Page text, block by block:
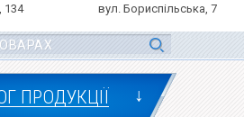
, 134
вул. Бориспільська, 7
ПРОДУКЦІЇ ↓